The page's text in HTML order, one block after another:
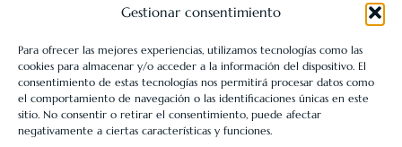
Gestionar consentimiento
Para ofrecer las mejores experiencias, utilizamos tecnologías como las
cookies para almacenar y/o acceder a la información del dispositivo. El
consentimiento de estas tecnologías nos permitirá procesar datos como
el comportamiento de navegación o las identificaciones únicas en este
sitio. No consentir o retirar el consentimiento, puede afectar
negativamente a ciertas características y funciones.
LIBRERÍA UNIVERSITARIA LEÓN 1980 SLL ha sido beneficiaria
de Fondos Europeos, cuyo objetivo es la mejora de la
competitividad de las PYMES, y gracias al cual ha puesto en
marcha un Plan de Acción con el objetivo de reforzar la